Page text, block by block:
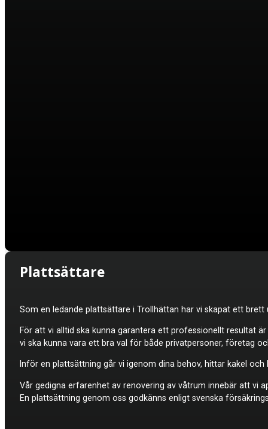
Plattsättare
Som en ledande plattsättare i Trollhättan har vi skapat ett
För att vi alltid ska kunna garantera ett professionellt resultat
vi ska kunna vara ett bra val för både privatpersoner, företag
Inför en plattsättning går vi igenom dina behov, hittar kakel
Vår gedigna erfarenhet av renovering av våtrum innebär att
En plattsättning genom oss godkänns enligt svenska